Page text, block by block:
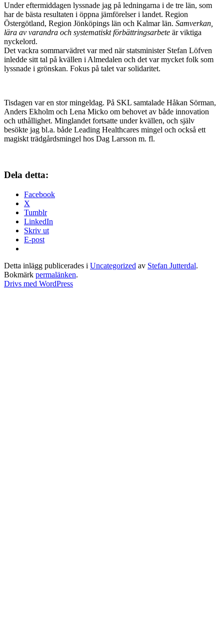
Under eftermiddagen lyssnade jag på ledningarna i de tre län, som
har de bästa resultaten i öppna jämförelser i landet. Region
Östergötland, Region Jönköpings län och Kalmar län. Samverkan,
lära av varandra och systematiskt förbättringsarbete är viktiga
nyckelord.
Det vackra sommarvädret var med när statsminister Stefan Löfven
inledde sitt tal på kvällen i Almedalen och det var mycket folk som
lyssnade i grönskan. Fokus på talet var solidaritet.
Tisdagen var en stor mingeldag. På SKL samtalade Håkan Sörman,
Anders Ekholm och Lena Micko om behovet av både innovation
och uthållighet. Minglandet fortsatte under kvällen, och själv
besökte jag bl.a. både Leading Healthcares mingel och också ett
magiskt trädgårdsmingel hos Dag Larsson m. fl.
Dela detta:
Facebook
X
Tumblr
LinkedIn
Skriv ut
E-post
Detta inlägg publicerades i Uncategorized av Stefan Jutterdal.
Bokmärk permalänken.
Drivs med WordPress